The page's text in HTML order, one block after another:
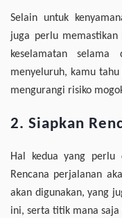
Selain untuk
juga perlu
keselamatan
menyeluruh, kamu
mengurangi risiko
2. Siapkan
Hal kedua yang perlu
Rencana perjalanan
akan digunakan, yang
ini, serta titik mana